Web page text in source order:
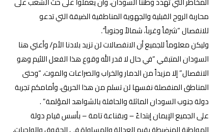
محاربة الروح القبلية والجهوية المناطقية الضيقة التي تدعو
للانفصال “شرقاً وغرباً، شمالاً وجنوباً”.
وليكن معلوماً للجميع أن الانفصالات لن تزيد بلادنا الأم/ وأعني هنا
السودان المتبقي “في حال لا قدر الله وقوع هذا الفعل اللئيم وهو
الانفصال” إلا مزيداً من الدمار والخراب والصراعات والموت، “وحتى
المناطق المنفصلة نفسها لن تسلم من هذا الحريق، وأمامكم تجربة
دولة جنوب السودان الماثلة والحافلة بالشواهد المؤلمة” .
على الجميع الإيمان إبتداءً – وبقناعة تامة – بأسس قيام دولة